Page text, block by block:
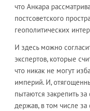
что Анкара
постсоветского
геополитических
И здесь можно
экспертов, которые
что никак не могут
империй. И,
пытаются закрепить
держав, в том числе